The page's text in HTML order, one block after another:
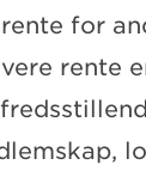
for
rente